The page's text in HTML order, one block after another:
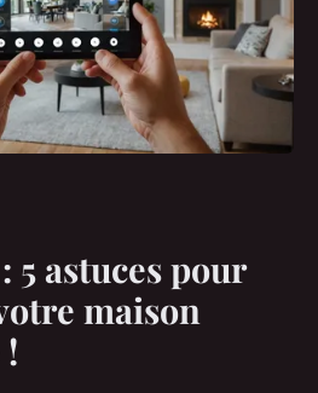
5 astuces pour
maison